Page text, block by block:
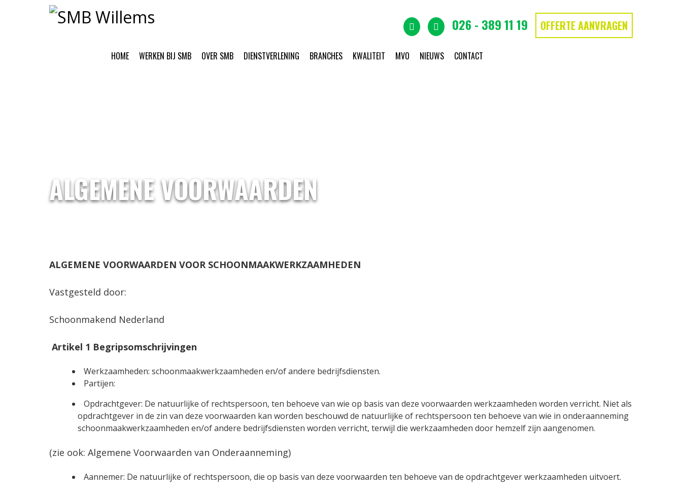
026 - 389 11 19 OFFERTE AANVRAGEN
HOME WERKEN BIJ SMB OVER SMB DIENSTVERLENING BRANCHES KWALITEIT MVO NIEUWS CONTACT
ALGEMENE VOORWAARDEN
ALGEMENE VOORWAARDEN VOOR SCHOONMAAKWERKZAAMHEDEN
Vastgesteld door:
Schoonmakend Nederland
Artikel 1 Begripsomschrijvingen
Werkzaamheden: schoonmaakwerkzaamheden en/of andere bedrijfsdiensten.
Partijen:
Opdrachtgever: De natuurlijke of rechtspersoon, ten behoeve van wie op basis van deze voorwaarden werkzaamheden worden verricht. Niet als
opdrachtgever in de zin van deze voorwaarden kan worden beschouwd de natuurlijke of rechtspersoon ten behoeve van wie in onderaanneming
schoonmaakwerkzaamheden en/of andere bedrijfsdiensten worden verricht, terwijl die werkzaamheden door hemzelf zijn aangenomen.
(zie ook: Algemene Voorwaarden van Onderaanneming)
Aannemer: De natuurlijke of rechtspersoon, die op basis van deze voorwaarden ten behoeve van de opdrachtgever werkzaamheden uitvoert.